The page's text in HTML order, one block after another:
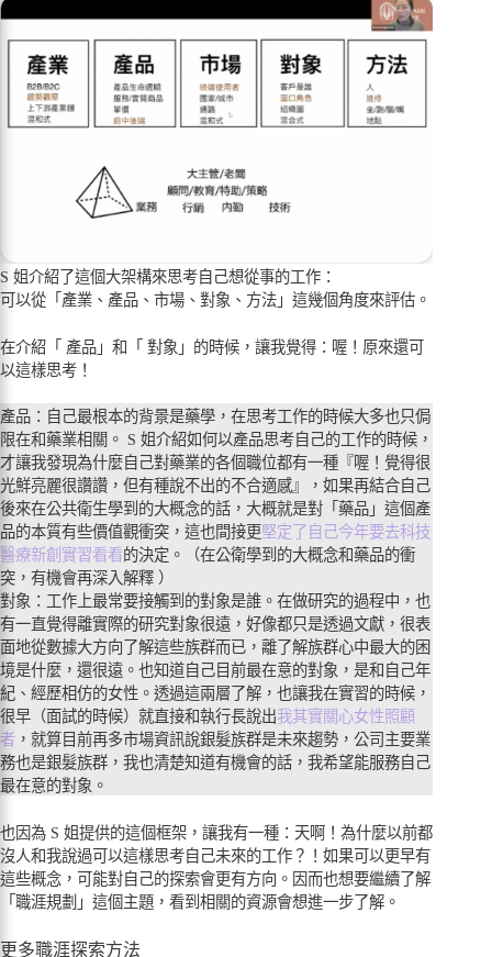
S 姐介紹了這個大架構來思考自己想從事的工作：
可以從「產業、產品、市場、對象、方法」這幾個角度來評估。
在介紹「 產品」和「 對象」的時候，讓我覺得：喔！原來還可
以這樣思考！
產品：自己最根本的背景是藥學，在思考工作的時候大多也只侷
限在和藥業相關。 S 姐介紹如何以產品思考自己的工作的時候，
才讓我發現為什麼自己對藥業的各個職位都有一種『喔！覺得很
光鮮亮麗很讚讚，但有種說不出的不合適感』，如果再結合自己
後來在公共衛生學到的大概念的話，大概就是對「藥品」這個產
品的本質有些價值觀衝突，這也間接更堅定了自己今年要去科技
醫療新創實習看看的決定。（在公衛學到的大概念和藥品的衝
突，有機會再深入解釋 ）
對象：工作上最常要接觸到的對象是誰。在做研究的過程中，也
有一直覺得離實際的研究對象很遠，好像都只是透過文獻，很表
面地從數據大方向了解這些族群而已，離了解族群心中最大的困
境是什麼，還很遠。也知道自己目前最在意的對象，是和自己年
紀、經歷相仿的女性。透過這兩層了解，也讓我在實習的時候，
很早（面試的時候）就直接和執行長說出我其實關心女性照顧
者 ，就算目前再多市場資訊說銀髮族群是未來趨勢，公司主要業
務也是銀髮族群，我也清楚知道有機會的話，我希望能服務自己
最在意的對象。
也因為 S 姐提供的這個框架，讓我有一種：天啊！為什麼以前都
沒人和我說過可以這樣思考自己未來的工作？！如果可以更早有
這些概念，可能對自己的探索會更有方向。因而也想要繼續了解
「職涯規劃」這個主題，看到相關的資源會想進一步了解。
更多職涯探索方法